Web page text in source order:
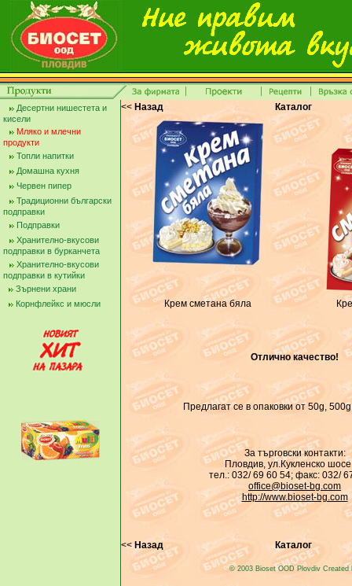
Десертни нишестета и
кисели
Мляко и млечни
продукти
Топли напитки
Домашна кухня
Червен пипер
Традиционни български
подправки
Подправки
Хранително-вкусови
подправки в бурканчета
Хранително-вкусови
подправки в кутийки
Зърнени храни
Корнфлейкс и мюсли
<< Назад Каталог
Крем сметана бяла
Отлично качество!
Предлагат се в опаковки от 50g,
За търговски контакти:
Пловдив, ул.Кукленско
тел.: 032/ 69 60 54; факс: 032/
office@bioset-bg.com
http://www.bioset-bg.com
<<Назад Каталог
© 2003 Bioset OOD Plovdiv